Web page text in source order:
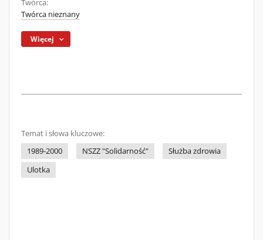
Twórca:
Twórca nieznany
Więcej
Temat i słowa kluczowe:
1989-2000
NSZZ "Solidarność"
Służba zdrowia
Ulotka